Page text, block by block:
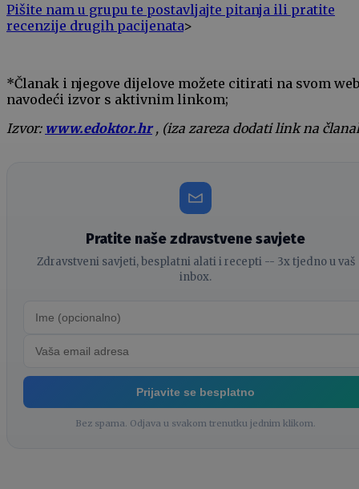
Pišite nam u grupu te postavljajte pitanja ili pratite
recenzije drugih pacijenata>
*Članak i njegove dijelove možete citirati na svom
navodeći izvor s aktivnim linkom;
Izvor: www.edoktor.hr, (iza zareza dodati link na
Pratite naše zdravstvene savjete
Zdravstveni savjeti, besplatni alati i recepti -- 3x tjedno u vaš
inbox.
Prijavite se besplatno
Bez spama. Odjava u svakom trenutku jednim klikom.